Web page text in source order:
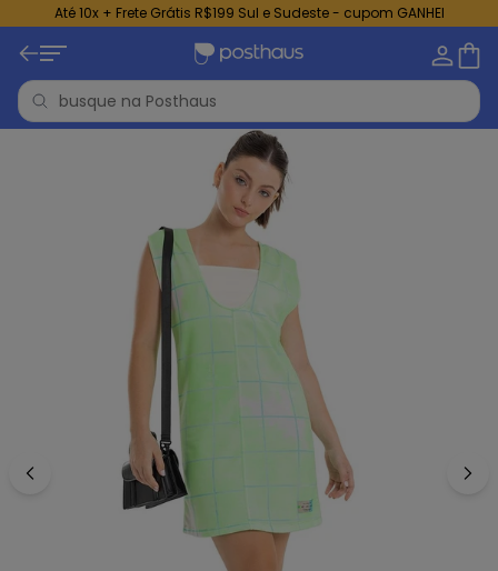
Até 10x + Frete Grátis R$199 Sul e Sudeste - cupom GANHEI